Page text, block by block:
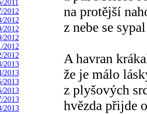
na protější
z nebe se
A havran
že je málo
z plyšových
hvězda přijde